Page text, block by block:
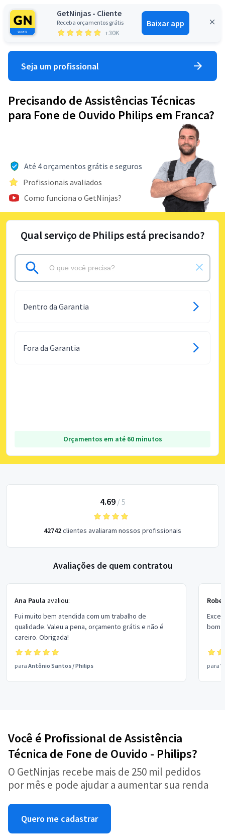
GetNinjas - Cliente
Receba orçamentos grátis
+30K
Baixar app
Entrar
Seja um profissional
Precisando de Assistências Técnicas
para Fone de Ouvido Philips em Franca?
Até 4 orçamentos grátis e seguros
Profissionais avaliados
Como funciona o GetNinjas?
Qual serviço de Philips está precisando?
Dentro da Garantia
Fora da Garantia
Orçamentos em até 60 minutos
4.69/ 5
42742clientes avaliaram nossos profissionais
Avaliações de quem contratou
Ana Paula avaliou:
Fui muito bem atendida com um trabalho de
qualidade. Valeu a pena, orçamento grátis e não é
careiro. Obrigada!
para Antônio Santos /Philips
bom
para
Você é Profissional de Assistência
Técnica de Fone de Ouvido - Philips?
O GetNinjas recebe mais de 250 mil pedidos
por mês e pode ajudar a aumentar sua renda
Quero me cadastrar